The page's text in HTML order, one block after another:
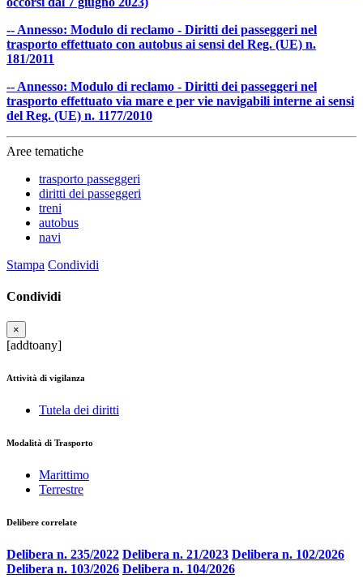
-- Annesso: Modulo di reclamo - Diritti dei passeggeri nel
trasporto effettuato con autobus ai sensi del Reg. (UE) n.
181/2011
-- Annesso: Modulo di reclamo - Diritti dei passeggeri nel
trasporto effettuato via mare e per vie navigabili interne ai sensi
del Reg. (UE) n. 1177/2010
Aree tematiche
trasporto passeggeri
diritti dei passeggeri
treni
autobus
navi
Stampa Condividi
Condividi
×
[addtoany]
Attività di vigilanza
Tutela dei diritti
Modalità di Trasporto
Marittimo
Terrestre
Delibere correlate
Delibera n. 235/2022 Delibera n. 21/2023 Delibera n. 102/2026
Delibera n. 103/2026 Delibera n. 104/2026